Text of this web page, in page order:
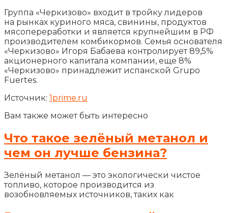
Группа «Черкизово» входит в тройку лидеров
на рынках куриного мяса, свинины, продуктов
мясопереработки и является крупнейшим в РФ
производителем комбикормов. Семья основателя
«Черкизово» Игоря Бабаева контролирует 89,5%
акционерного капитала компании, еще 8%
«Черкизово» принадлежит испанской Grupo
Fuertes.
Источник: 1prime.ru
Вам также может быть интересно
Что такое зелёный метанол и
чем он лучше бензина?
Зелёный метанол — это экологически чистое
топливо, которое производится из
возобновляемых источников, таких как